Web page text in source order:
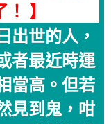
】
出世的人，
者最近時運
當高。但若
見到鬼，咁